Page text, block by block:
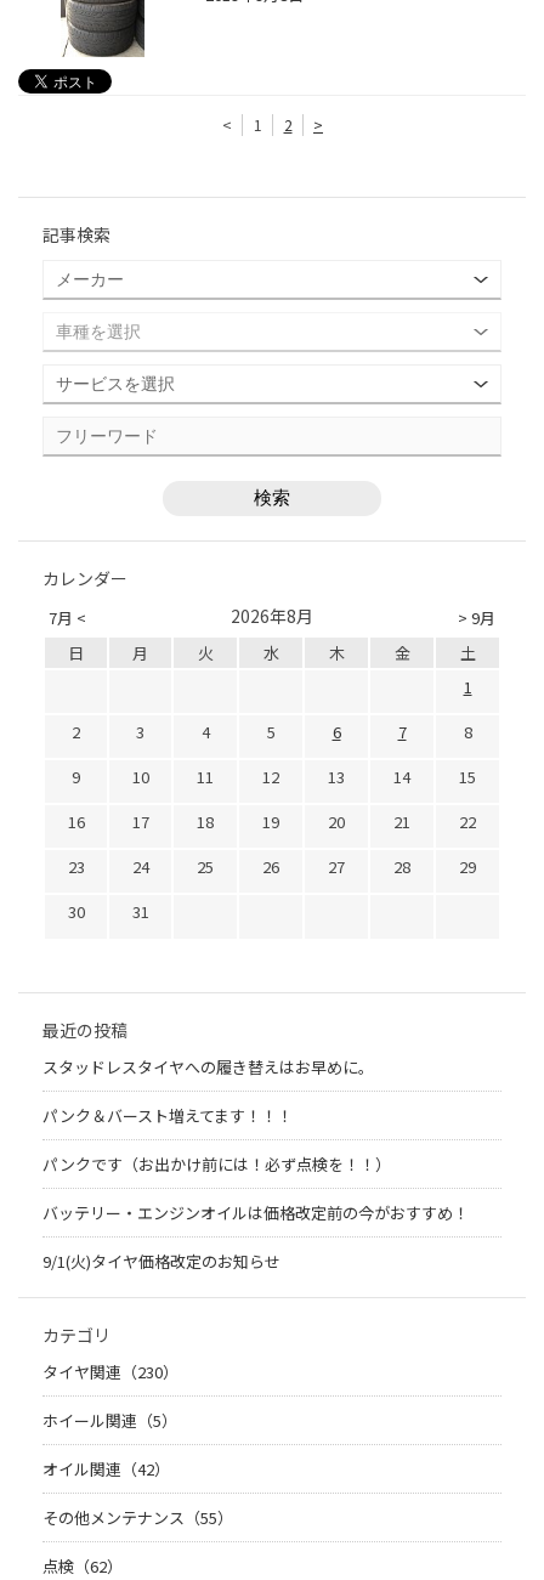
< 1 2 >
記事検索
カレンダー
7月 < > 9月
2026年8月
日 月 火 水 木 金
土
1
2
3 4 5 6 7
8
9
10 11 12 13 14
15
16
17 18 19 20 21
22
23
24 25 26 27 28
29
30
31
最近の投稿
スタッドレスタイヤへの履き替えはお早めに。
パンク＆バースト増えてます！！！
パンクです（お出かけ前には！必ず点検を！！）
バッテリー・エンジンオイルは価格改定前の今がおすすめ！
9/1(火)タイヤ価格改定のお知らせ
カテゴリ
タイヤ関連（230）
ホイール関連（5）
オイル関連（42）
その他メンテナンス（55）
点検（62）